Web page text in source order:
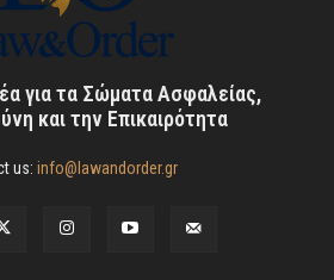
για τα Σώματα Ασφαλείας,
και την Επικαιρότητα
us: info@lawandorder.gr